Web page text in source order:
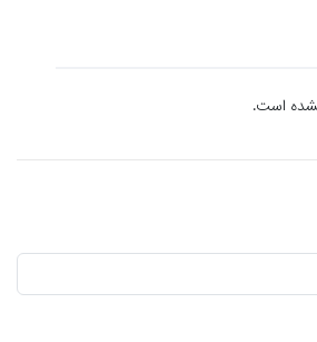
است.